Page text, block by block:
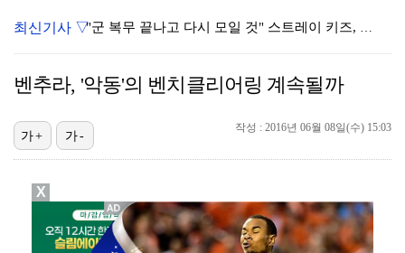
"군 복무 끝나고 다시 모일 것" 스트레이 키즈, 성적…
[ST포토] 필릭스, '애교 천재'
[ST포토] 스트레이 키즈 현진, '스테이바라기'
[ST포토] 스트레이 키즈 현진, '비주얼로 압살'
[ST포토] 스트레이 키즈 현진, '얼굴이 안보여'
최신기사 ▽
벤추라, '악동'의 벤치클리어링 계속될까
작성 : 2016년 06월 08일(수) 15:03
가+ 가-
X